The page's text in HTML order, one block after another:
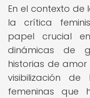
En el contexto
la crítica
papel crucial
dinámicas de
historias de
visibilización
femeninas que